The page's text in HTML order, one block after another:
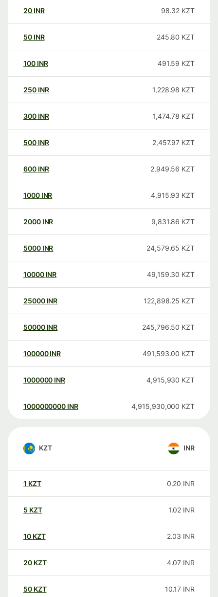
20 INR 98.32 KZT
50 INR 245.80 KZT
100 INR 491.59 KZT
250 INR 1,228.98 KZT
300 INR 1,474.78 KZT
500 INR 2,457.97 KZT
600 INR 2,949.56 KZT
1000 INR 4,915.93 KZT
2000 INR 9,831.86 KZT
5000 INR 24,579.65 KZT
10000 INR 49,159.30 KZT
25000 INR 122,898.25 KZT
50000 INR 245,796.50 KZT
100000 INR 491,593.00 KZT
1000000 INR 4,915,930 KZT
1000000000 INR 4,915,930,000 KZT
KZT INR
1 KZT 0.20 INR
5 KZT 1.02 INR
10 KZT 2.03 INR
20 KZT 4.07 INR
50 KZT 10.17 INR